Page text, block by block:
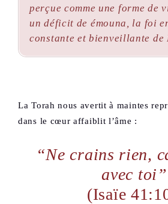
perçue comme une forme de
un déficit de émouna, la foi
constante et bienveillante de
La Torah nous avertit à maintes
dans le cœur affaiblit l’âme :
“Ne crains rien, car Je suis
avec toi”
(Isaïe